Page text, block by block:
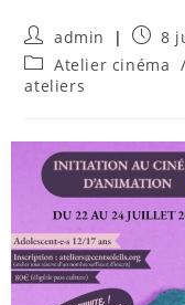
Auteur/autrice
de
la
publication :
admin
8
Post
category:
Atelier cinéma /
ateliers